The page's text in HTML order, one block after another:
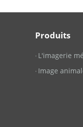
Produits
· L'imagerie
· Image